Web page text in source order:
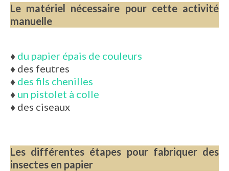
Le matériel nécessaire pour cette activité
manuelle
♦ du papier épais de couleurs
♦ des feutres
♦ des fils chenilles
♦ un pistolet à colle
♦ des ciseaux
Les différentes étapes pour fabriquer des
insectes en papier